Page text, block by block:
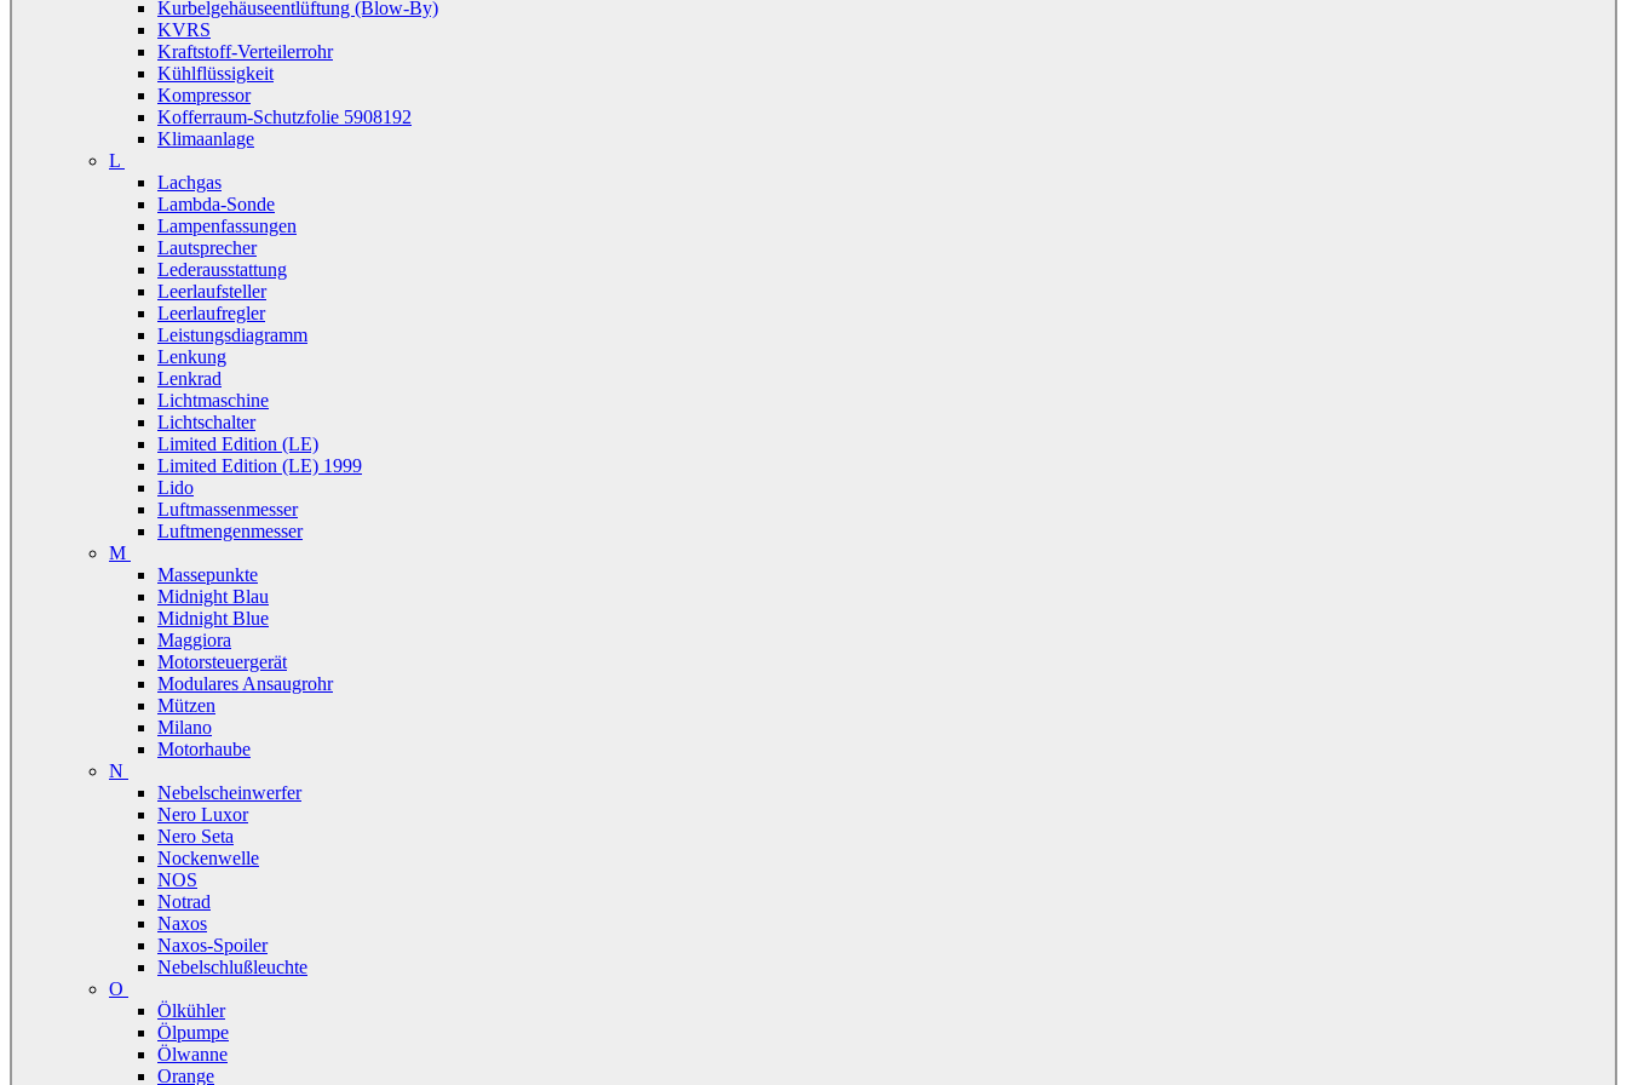
Kurbelgehäuseentlüftung (Blow-By)
KVRS
Kraftstoff-Verteilerrohr
Kühlflüssigkeit
Kompressor
Kofferraum-Schutzfolie 5908192
Klimaanlage
L
Lachgas
Lambda-Sonde
Lampenfassungen
Lautsprecher
Lederausstattung
Leerlaufsteller
Leerlaufregler
Leistungsdiagramm
Lenkung
Lenkrad
Lichtmaschine
Lichtschalter
Limited Edition (LE)
Limited Edition (LE) 1999
Lido
Luftmassenmesser
Luftmengenmesser
M
Massepunkte
Midnight Blau
Midnight Blue
Maggiora
Motorsteuergerät
Modulares Ansaugrohr
Mützen
Milano
Motorhaube
N
Nebelscheinwerfer
Nero Luxor
Nero Seta
Nockenwelle
NOS
Notrad
Naxos
Naxos-Spoiler
Nebelschlußleuchte
O
Ölkühler
Ölpumpe
Ölwanne
Orange